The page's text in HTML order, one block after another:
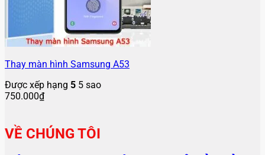
Thay màn hình Samsung A53
Được xếp hạng 5 5 sao
750.000₫
VỀ CHÚNG TÔI